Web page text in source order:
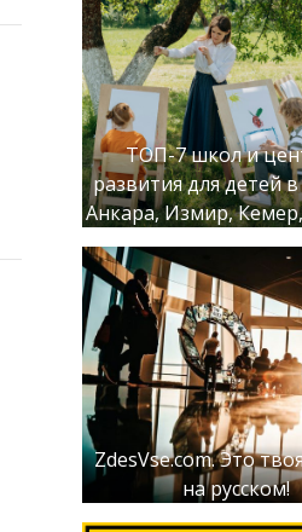
ТОП-7 школ и
развития для детей
Анкара, Измир,
ZdesVse.com. Это
на русском!